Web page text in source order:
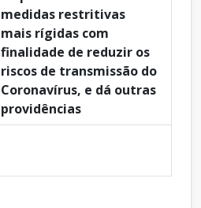
medidas restritivas
mais rígidas com
finalidade de reduzir os
riscos de transmissão do
Coronavírus, e dá outras
providências